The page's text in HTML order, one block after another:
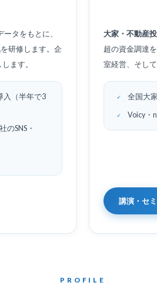
タをもとに、
研修します。企
ます。
入（半年で3
のSNS・
大家・不動産投
超の資金調達
室経営、そし
全国大
Voicy・
講演・セ
PROFILE